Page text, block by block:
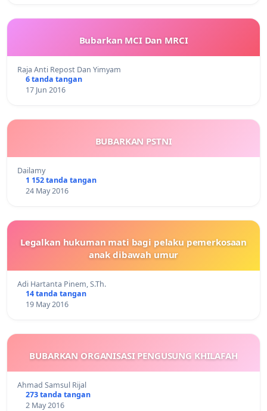
Bubarkan MCI Dan MRCI
Raja Anti Repost Dan Yimyam
6 tanda tangan
17 Jun 2016
BUBARKAN PSTNI
Dailamy
1 152 tanda tangan
24 May 2016
Legalkan hukuman mati bagi pelaku pemerkosaan
anak dibawah umur
Adi Hartanta Pinem, S.Th.
14 tanda tangan
19 May 2016
BUBARKAN ORGANISASI PENGUSUNG KHILAFAH
Ahmad Samsul Rijal
273 tanda tangan
2 May 2016